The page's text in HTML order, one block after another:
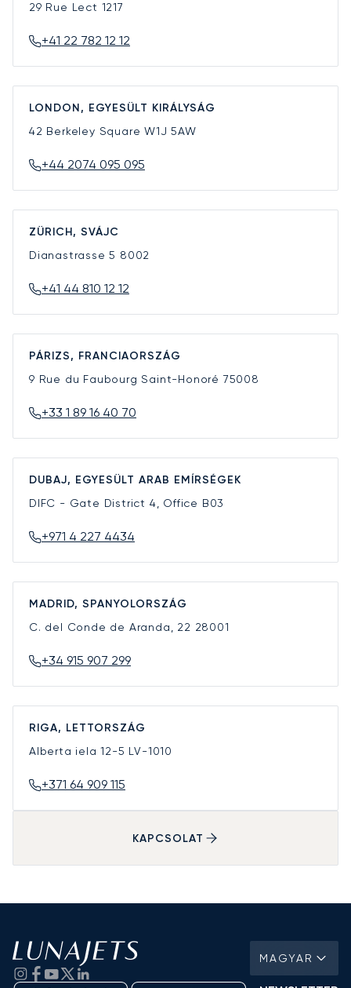
29 Rue Lect 1217
+41 22 782 12 12
LONDON, EGYESÜLT KIRÁLYSÁG
42 Berkeley SquareW1J 5AW
+44 2074 095 095
ZÜRICH, SVÁJC
Dianastrasse 5 8002
+41 44 810 12 12
PÁRIZS, FRANCIAORSZÁG
9 Rue du Faubourg Saint-Honoré 75008
+33 1 89 16 40 70
DUBAJ, EGYESÜLT ARAB EMÍRSÉGEK
DIFC - Gate District 4, Office B03
+971 4 227 4434
MADRID, SPANYOLORSZÁG
C. del Conde de Aranda, 22 28001
+34 915 907 299
RIGA, LETTORSZÁG
Alberta iela 12-5 LV-1010
+371 64 909 115
KAPCSOLAT
MAGYAR